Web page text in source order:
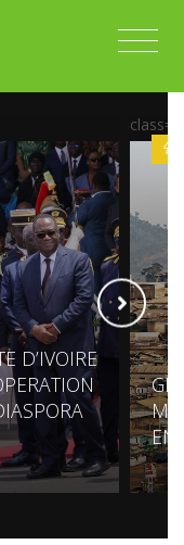
D’IVOIRE
class=
EN